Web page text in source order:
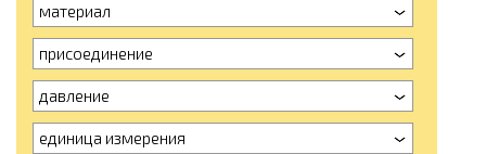
материал
присоединение
давление
единица измерения